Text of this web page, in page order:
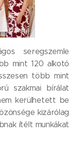
seregszemle
mint 120 alkotó
több mint
szakmai bírálat
kerülhetett be
kizárólag
ítélt munkákat